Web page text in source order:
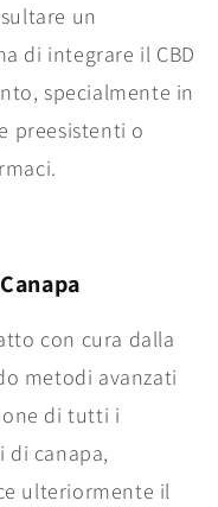
un
di integrare il CBD
specialmente in
preesistenti o
con cura dalla
metodi avanzati
di tutti i
di canapa,
ulteriormente il